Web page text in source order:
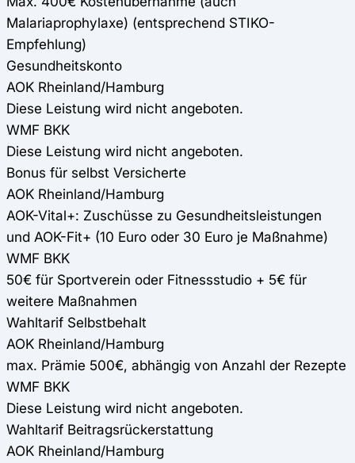
Malariaprophylaxe) (entsprechend STIKO-
Empfehlung)
Gesundheitskonto
AOK Rheinland/Hamburg
Diese Leistung wird nicht angeboten.
WMF BKK
Diese Leistung wird nicht angeboten.
Bonus für selbst Versicherte
AOK Rheinland/Hamburg
AOK-Vital+: Zuschüsse zu Gesundheitsleistungen
und AOK-Fit+ (10 Euro oder 30 Euro je Maßnahme)
WMF BKK
50€ für Sportverein oder Fitnessstudio + 5€ für
weitere Maßnahmen
Wahltarif Selbstbehalt
AOK Rheinland/Hamburg
max. Prämie 500€, abhängig von Anzahl der Rezepte
WMF BKK
Diese Leistung wird nicht angeboten.
Wahltarif Beitragsrückerstattung
AOK Rheinland/Hamburg